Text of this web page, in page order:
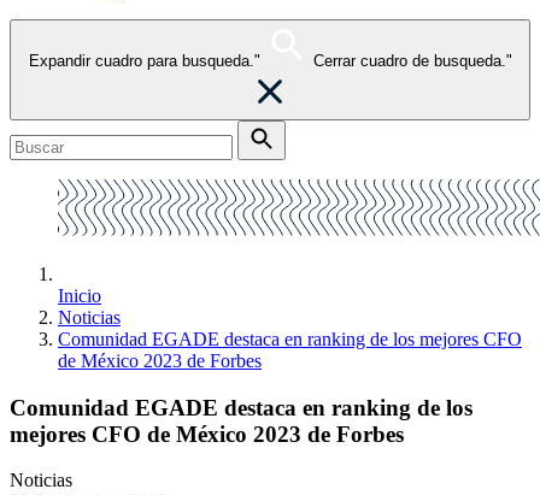
Expandir cuadro para busqueda." Cerrar cuadro de busqueda."
Inicio
Noticias
Comunidad EGADE destaca en ranking de los mejores CFO
de México 2023 de Forbes
Comunidad EGADE destaca en ranking de los
mejores CFO de México 2023 de Forbes
Noticias